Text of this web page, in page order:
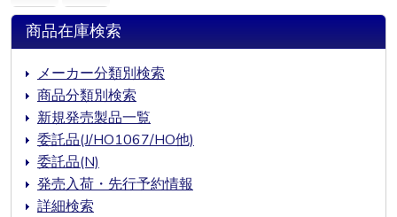
商品在庫検索
メーカー分類別検索
商品分類別検索
新規発売製品一覧
委託品(J/HO1067/HO他)
委託品(N)
発売入荷・先行予約情報
詳細検索